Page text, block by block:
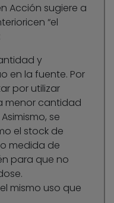
Acción sugiere a
“el
y
en la fuente. Por
por utilizar
menor cantidad
se
el stock de
medida de
para que no
mismo uso que